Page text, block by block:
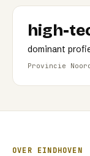
high-
dominant
Provincie
OVER EINDHOVEN